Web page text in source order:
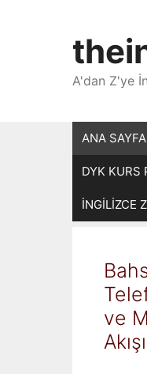
A'dan Z'ye
ANA SAYFA
DYK KURS
İNGİLİZCE
ve
Akışı